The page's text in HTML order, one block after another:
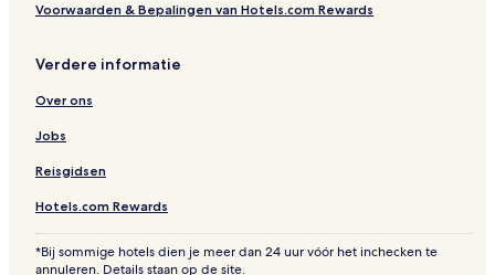
Voorwaarden & Bepalingen van Hotels.com Rewards
Verdere informatie
Over ons
Jobs
Reisgidsen
Hotels.com Rewards
*Bij sommige hotels dien je meer dan 24 uur vóór het inchecken te
annuleren. Details staan op de site.